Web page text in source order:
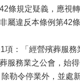
條規定疑義，應視
屬違反本條例第42
：「經營殯葬服務
服務業之公會，始
勒令停業外，並處